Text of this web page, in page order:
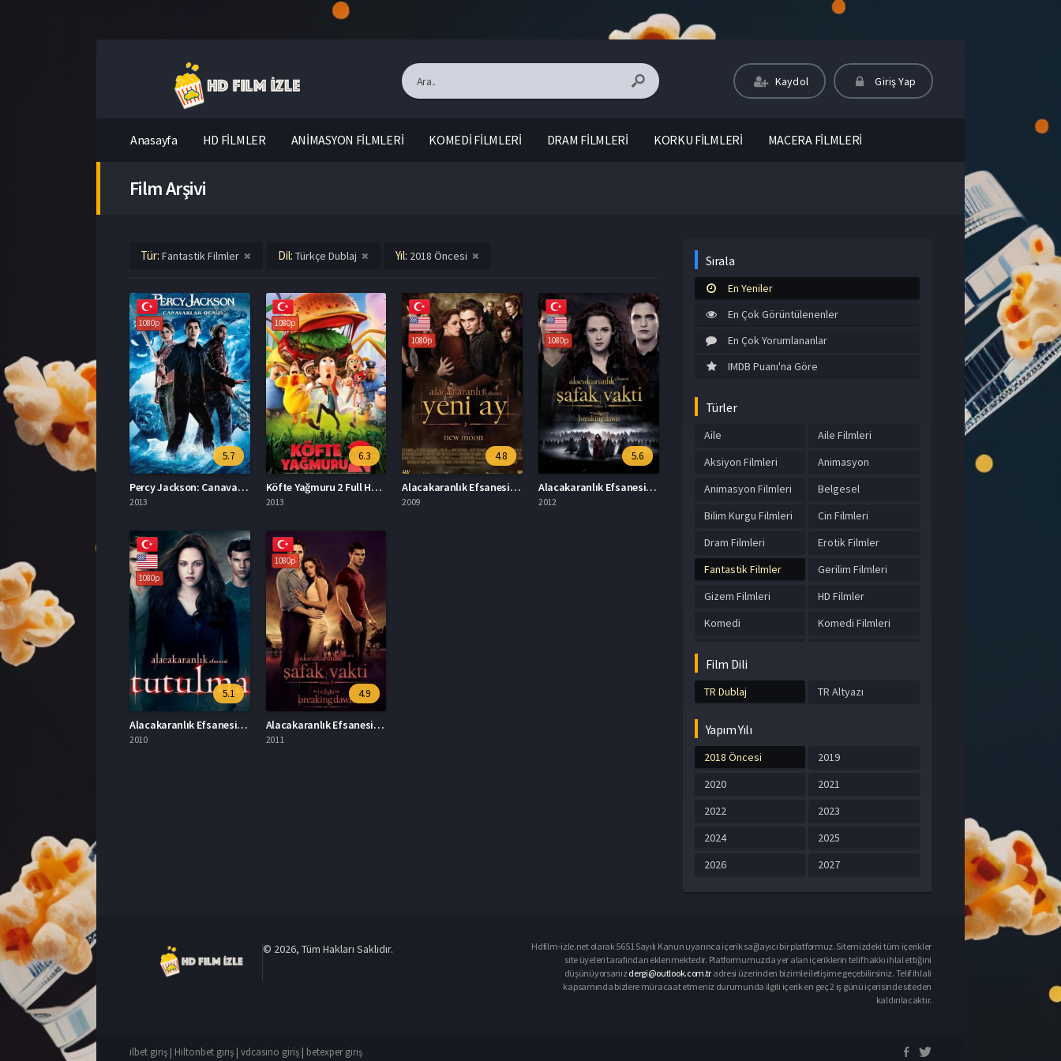
Kaydol Giriş Yap
Anasayfa HD FİLMLER ANİMASYON FİLMLERİ KOMEDİ FİLMLERİ DRAM FİLMLERİ KORKU FİLMLERİ MACERA FİLMLERİ
Film Arşivi
Tür: Fantastik Filmler Dil: Türkçe Dublaj Yıl: 2018 Öncesi
1080p
5.7
Percy Jackson: Canavarlar Denizi Türkçe Dublaj İzle
2013
1080p
6.3
Köfte Yağmuru 2 Full HD İzle
2013
1080p
4.8
Alacakaranlık Efsanesi Yeni Ay Full İzle
2009
1080p
5.6
Alacakaranlık Efsanesi Şafak Vakti Bölüm 2 Türkçe Dublaj İzle
2012
1080p
5.1
Alacakaranlık Efsanesi Tutulma İzle
2010
1080p
4.9
Alacakaranlık Efsanesi Şafak Vakti Bölüm 1 Türkçe Dublaj İzle
2011
Sırala
En Yeniler
En Çok Görüntülenenler
En Çok Yorumlananlar
IMDB Puanı'na Göre
Türler
Aile
Aile Filmleri
Aksiyon Filmleri
Animasyon
Animasyon Filmleri
Belgesel
Bilim Kurgu Filmleri
Cin Filmleri
Dram Filmleri
Erotik Filmler
Fantastik Filmler
Gerilim Filmleri
Gizem Filmleri
HD Filmler
Komedi
Komedi Filmleri
Savaş Filmleri
Film Dili
TR Dublaj TR Altyazı
Yapım Yılı
2018 Öncesi
2019
2020
2021
2022
2023
2024
2025
2026
2027
© 2026, Tüm Hakları Saklıdır.
Hdfilm-izle.net olarak 5651 Sayılı Kanun uyarınca içerik sağlayıcı bir platformuz. Sitemizdeki tüm içerikler
site üyeleri tarafından eklenmektedir. Platformumuzda yer alan içeriklerin telif hakkı ihlal ettiğini
düşünüyorsanızdergi@outlook.com.tr adresi üzerinden bizimle iletişime geçebilirsiniz. Telif ihlali
kapsamında bizlere müracaat etmeniz durumunda ilgili içerik en geç 2 iş günü içerisinde siteden
kaldırılacaktır.
ilbet giriş | Hiltonbet giriş | vdcasino giriş | betexper giriş